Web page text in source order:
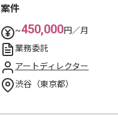
案件
~450,000円／月
業務委託
アートディレクター
渋谷（東京都）